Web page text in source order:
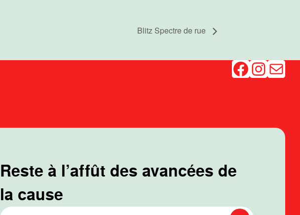
Blitz Spectre de rue
Facebook Instagram
Reste à l’affût des avancées de
la cause
Adresse Courriel